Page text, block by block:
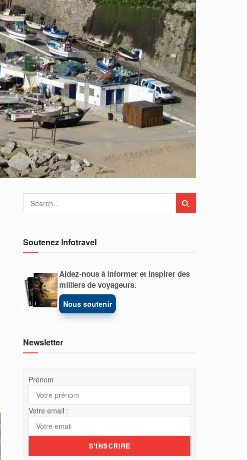
Soutenez Infotravel
Aidez-nous à informer et inspirer des
milliers de voyageurs.
Nous soutenir
Newsletter
Prénom
Votre email :